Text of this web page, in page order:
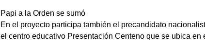
Papi a la Orden se sumó
En el proyecto participa también el precandidato
el centro educativo Presentación Centeno que se ubica en